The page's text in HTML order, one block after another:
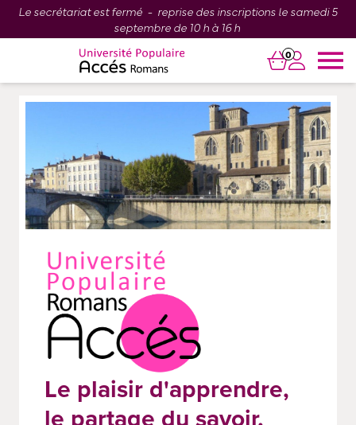
Le secrétariat est fermé - reprise des inscriptions le samedi 5
septembre de 10 h à 16 h
0
Le plaisir d'apprendre,